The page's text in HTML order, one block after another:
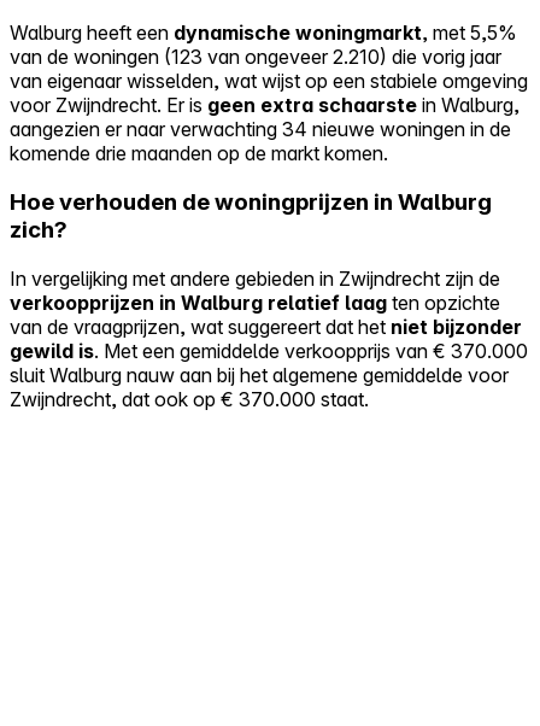
Walburg heeft een dynamische woningmarkt, met 5,5%
van de woningen (123 van ongeveer 2.210) die vorig jaar
van eigenaar wisselden, wat wijst op een stabiele omgeving
voor Zwijndrecht. Er is geen extra schaarste in Walburg,
aangezien er naar verwachting 34 nieuwe woningen in de
komende drie maanden op de markt komen.
Hoe verhouden de woningprijzen in Walburg
zich?
In vergelijking met andere gebieden in Zwijndrecht zijn de
verkoopprijzen in Walburg relatief laag ten opzichte
van de vraagprijzen, wat suggereert dat het niet bijzonder
gewild is. Met een gemiddelde verkoopprijs van € 370.000
sluit Walburg nauw aan bij het algemene gemiddelde voor
Zwijndrecht, dat ook op € 370.000 staat.